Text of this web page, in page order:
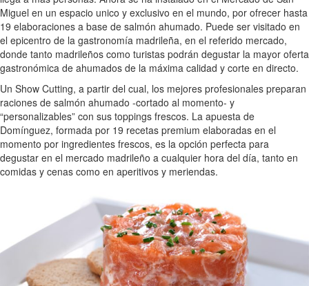
Miguel en un espacio unico y exclusivo en el mundo, por ofrecer hasta
19 elaboraciones a base de salmón ahumado. Puede ser visitado en
el epicentro de la gastronomía madrileña, en el referido mercado,
donde tanto madrileños como turistas podrán degustar la mayor oferta
gastronómica de ahumados de la máxima calidad y corte en directo.
Un Show Cutting, a partir del cual, los mejores profesionales preparan
raciones de salmón ahumado -cortado al momento- y
“personalizables” con sus toppings frescos. La apuesta de
Domínguez, formada por 19 recetas premium elaboradas en el
momento por ingredientes frescos, es la opción perfecta para
degustar en el mercado madrileño a cualquier hora del día, tanto en
comidas y cenas como en aperitivos y meriendas.